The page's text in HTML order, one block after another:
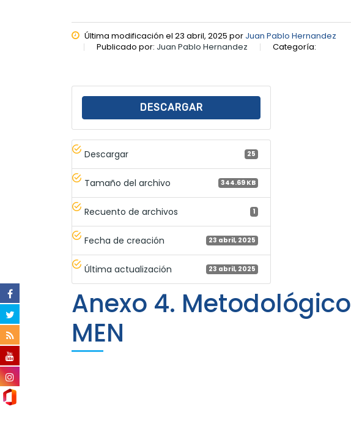
Última modificación el 23 abril, 2025 por Juan Pablo Hernandez
Publicado por: Juan Pablo Hernandez Categoría:
DESCARGAR
Descargar 25
Tamaño del archivo 344.69 KB
Recuento de archivos 1
Fecha de creación 23 abril, 2025
Última actualización 23 abril, 2025
Anexo 4. Metodológico
MEN